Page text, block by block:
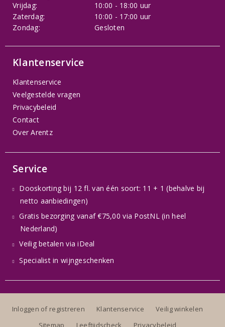
Vrijdag:
10:00 - 18:00 uur
Zaterdag:
10:00 - 17:00 uur
Zondag:
Gesloten
Klantenservice
Klantenservice
Veelgestelde vragen
Privacybeleid
Contact
Over Arentz
Service
Dooskorting bij 12 fl. van één soort: 11 + 1 (behalve bij
netto aanbiedingen)
Gratis bezorging vanaf €75,00 via PostNL (in heel
Nederland)
Veilig betalen via iDeal
Specialist in wijngeschenken
Inloggen of registreren Klantenservice
Veilig winkelen
Sitemap
Leeftijdscheck Privacybeleid